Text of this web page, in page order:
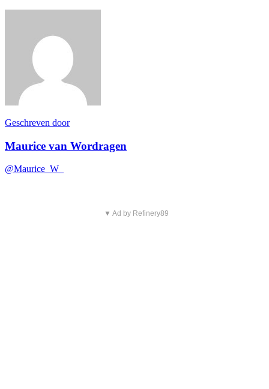
Geschreven door
Maurice van Wordragen
@Maurice_W_
▼ Ad by Refinery89